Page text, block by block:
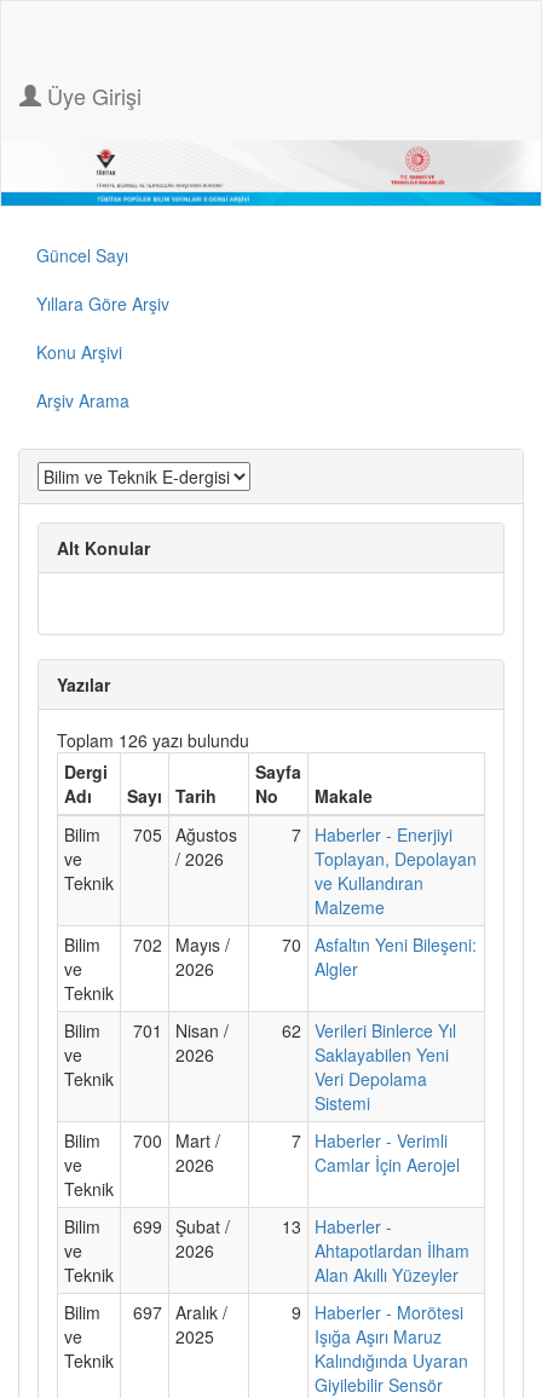
Üye Girişi
Güncel Sayı
Yıllara Göre Arşiv
Konu Arşivi
Arşiv Arama
Alt Konular
Yazılar
Toplam 126 yazı bulundu
Dergi
Adı
Sayı Tarih
Sayfa
No
Makale
Bilim
ve
Teknik
705 Ağustos
/ 2026
7 Haberler - Enerjiyi
Toplayan, Depolayan
ve Kullandıran
Malzeme
Bilim
ve
Teknik
702
Mayıs /
2026
70 Asfaltın Yeni Bileşeni:
Algler
Bilim
ve
Teknik
701
Nisan /
2026
62 Verileri Binlerce Yıl
Saklayabilen Yeni
Veri Depolama
Sistemi
Bilim
ve
Teknik
700
Mart /
2026
7 Haberler - Verimli
Camlar İçin Aerojel
Bilim
ve
Teknik
699 Şubat /
2026
13
Haberler -
Ahtapotlardan İlham
Alan Akıllı Yüzeyler
Bilim
ve
Teknik
697 Aralık /
2025
9
Haberler - Morötesi
Işığa Aşırı Maruz
Kalındığında Uyaran
Giyilebilir Sensör